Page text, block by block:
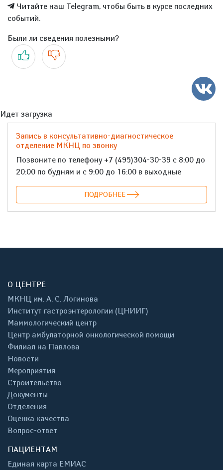
Читайте наш Telegram, чтобы быть в курсе последних
событий.
Были ли сведения полезными?
Да
Идет загрузка
Запись в консультативно-диагностическое
отделение МКНЦ по звонку
Позвоните по телефону +7 (495)304-30-39 с 8:00 до
20:00 по будням и с 9:00 до 16:00 в выходные
ПОДРОБНЕЕ
О ЦЕНТРЕ
МКНЦ им. А. С. Логинова
Институт гастроэнтерологии (ЦНИИГ)
Маммологический центр
Центр амбулаторной онкологической помощи
Филиал на Павлова
Новости
Мероприятия
Строительство
Документы
Отделения
Оценка качества
Вопрос-ответ
ПАЦИЕНТАМ
Единая карта ЕМИАС